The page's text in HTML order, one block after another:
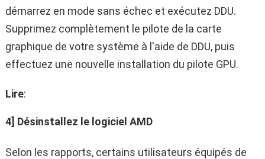
démarrez en mode sans échec et exécutez DDU.
Supprimez complètement le pilote de la carte
graphique de votre système à l'aide de DDU, puis
effectuez une nouvelle installation du pilote GPU.
Lire:
4] Désinstallez le logiciel AMD
Selon les rapports, certains utilisateurs équipés de